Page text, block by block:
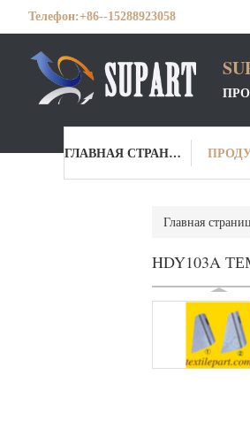
Телефон:+86--15288923058
ГЛАВНАЯ СТРАНИЦА
Главная
HDY103A